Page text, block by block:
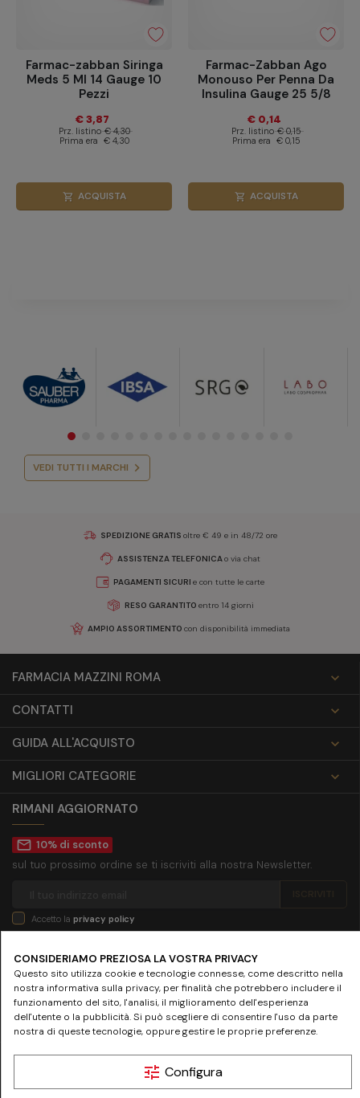
Farmac-zabban Siringa
Meds 5 Ml 14 Gauge 10
Pezzi
€ 3,87
Prz. listino € 4,30
Prima era € 4,30
shopping_cart ACQUISTA
Farmac-Zabban Ago
Monouso Per Penna Da
Insulina Gauge 25 5/8
€ 0,14
Prz. listino € 0,15
Prima era € 0,15
shopping_cart ACQUISTA
VEDI TUTTI I MARCHI
SPEDIZIONE GRATIS oltre € 49 e in 48/72 ore
ASSISTENZA TELEFONICAo via chat
PAGAMENTI SICURI e con tutte le carte
RESO GARANTITO entro 14 giorni
AMPIO ASSORTIMENTO con disponibilità immediata
FARMACIA MAZZINI ROMA

CONTATTI

GUIDA ALL'ACQUISTO

MIGLIORI CATEGORIE

RIMANI AGGIORNATO
mail_outline 10% di sconto
sul tuo prossimo ordine se ti iscriviti alla nostra Newsletter.
Accetto la privacy policy
SEGUICI SU
© 2024 www.farmaciamazziniroma.it | Farmacia Mazzini SNC - Piazza Giuseppe
Mazzini 19 - 00195 Roma | P.IVA 05097731003 - REA RM-837075
CONSIDERIAMO PREZIOSA LA VOSTRA PRIVACY
Questo sito utilizza cookie e tecnologie connesse, come descritto nella
nostra informativa sulla privacy, per finalità che potrebbero includere il
funzionamento del sito, l'analisi, il miglioramento dell'esperienza
dell'utente o la pubblicità. Si può scegliere di consentire l'uso da parte
nostra di queste tecnologie, oppure gestire le proprie preferenze.
tune Configura